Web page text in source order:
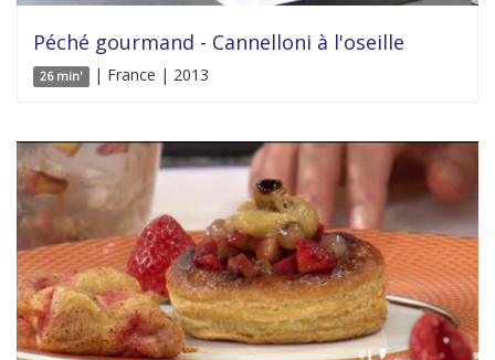
Péché gourmand - Cannelloni à l'oseille
26 min' | France | 2013